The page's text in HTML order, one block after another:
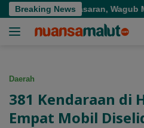
Langsung
ke
Breaking News
Tepat Sasaran, Wagub Malut
Daerah
381 Kendaraan di
Empat Mobil